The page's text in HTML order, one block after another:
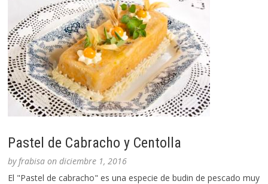
Pastel de Cabracho y Centolla
byfrabisa ondiciembre 1, 2016
El "Pastel de cabracho" es una especie de budin de pescado muy